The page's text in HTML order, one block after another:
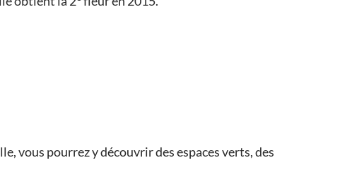
vous pourrez y découvrir des espaces verts, des